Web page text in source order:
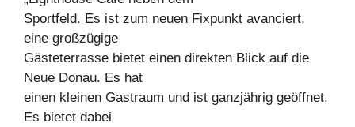
Sportfeld. Es ist zum neuen Fixpunkt avanciert,
eine großzügige
Gästeterrasse bietet einen direkten Blick auf die
Neue Donau. Es hat
einen kleinen Gastraum und ist ganzjährig geöffnet.
Es bietet dabei